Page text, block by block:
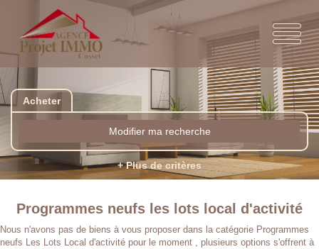
Acheter
Modifier ma recherche
+ Plus de critères
Programmes neufs les lots local d'activité
Nous n'avons pas de biens à vous proposer dans la catégorie Programmes
neufs Les Lots Local d'activité pour le moment , plusieurs options s'offrent à